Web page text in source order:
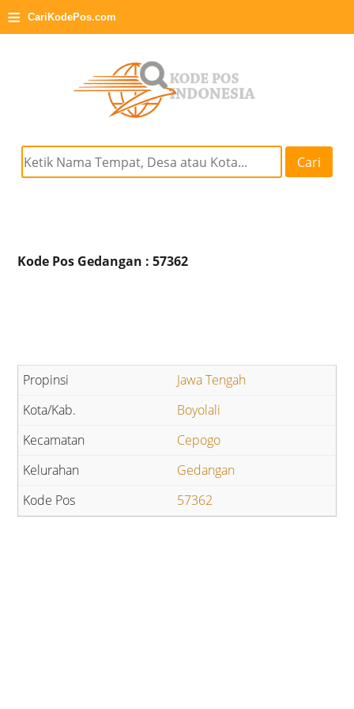
≡ CariKodePos.com
Cari
Kode Pos Gedangan : 57362
Jawa Tengah
Boyolali
Cepogo
Gedangan
57362